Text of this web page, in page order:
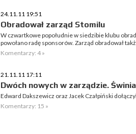
24.11.11 19:51
Obradował zarząd Stomilu
W czwartkowe popołudnie w siedzibie klubu
powołano radę sponsorów. Zarząd obradował
Komentarzy: 4 »
21.11.11 17:11
Dwóch nowych w zarządzie.
Edward Dakszewicz oraz Jacek Czałpiński
Komentarzy: 15 »